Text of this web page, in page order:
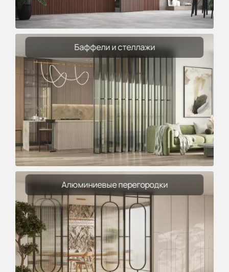
Баффели и стеллажи
Алюминиевые перегородки